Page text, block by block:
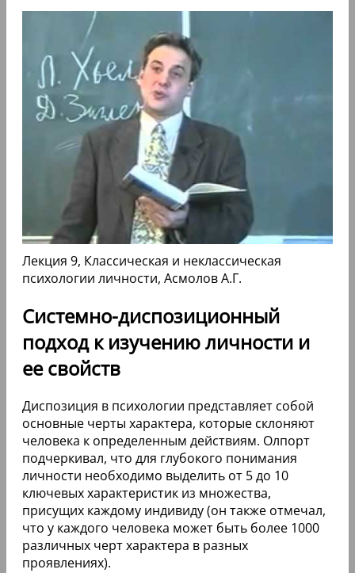
Лекция 9, Классическая и неклассическая
психологии личности, Асмолов А.Г.
Системно-диспозиционный
подход к изучению личности и
ее свойств
Диспозиция в психологии представляет собой
основные черты характера, которые склоняют
человека к определенным действиям. Олпорт
подчеркивал, что для глубокого понимания
личности необходимо выделить от 5 до 10
ключевых характеристик из множества,
присущих каждому индивиду (он также отмечал,
что у каждого человека может быть более 1000
различных черт характера в разных
проявлениях).